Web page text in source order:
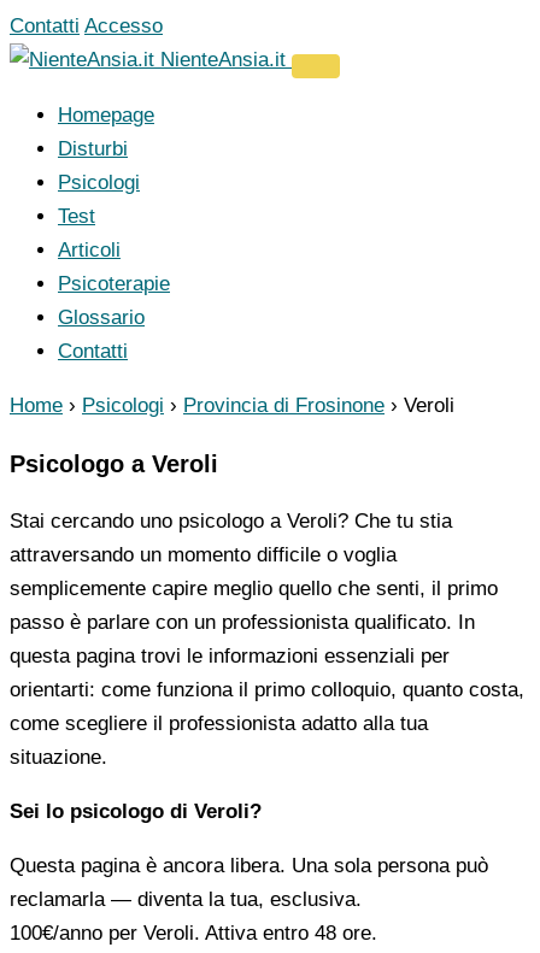
Vai
al
Contatti Accesso
NienteAnsia.it
Homepage
Disturbi
Psicologi
Test
Articoli
Psicoterapie
Glossario
Contatti
Home › Psicologi › Provincia di Frosinone › Veroli
Psicologo a Veroli
Stai cercando uno psicologo a Veroli? Che tu stia
attraversando un momento difficile o voglia
semplicemente capire meglio quello che senti, il primo
passo è parlare con un professionista qualificato. In
questa pagina trovi le informazioni essenziali per
orientarti: come funziona il primo colloquio, quanto costa,
come scegliere il professionista adatto alla tua
situazione.
Sei lo psicologo di Veroli?
Questa pagina è ancora libera. Una sola persona può
reclamarla — diventa la tua, esclusiva.
100€/anno per Veroli. Attiva entro 48 ore.